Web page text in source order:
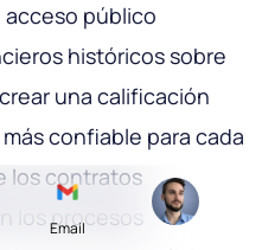
público
históricos sobre
una calificación
confiable para cada
los contratos
los procesos
Email